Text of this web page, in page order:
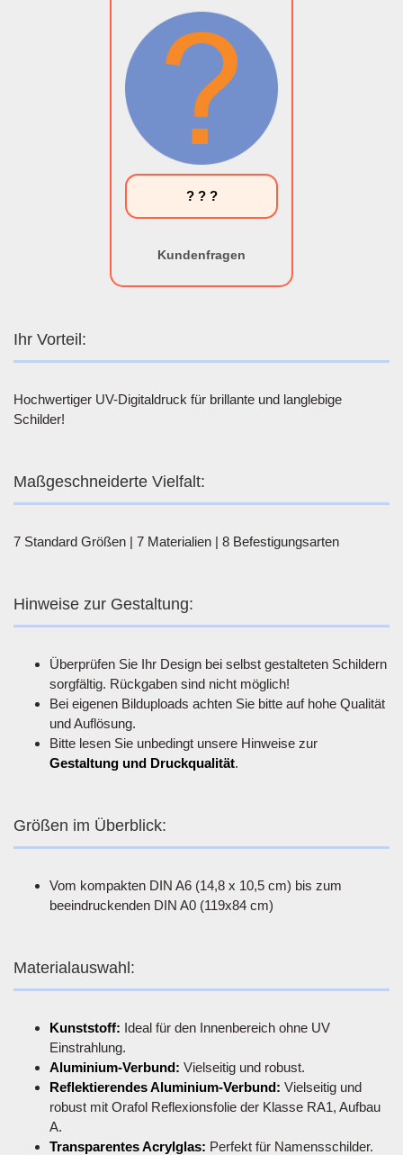
? ? ?
Kundenfragen
Ihr Vorteil:
Hochwertiger UV-Digitaldruck für brillante und langlebige
Schilder!
Maßgeschneiderte Vielfalt:
7 Standard Größen | 7 Materialien | 8 Befestigungsarten
Hinweise zur Gestaltung:
Überprüfen Sie Ihr Design bei selbst gestalteten Schildern
sorgfältig. Rückgaben sind nicht möglich!
Bei eigenen Bilduploads achten Sie bitte auf hohe Qualität
und Auflösung.
Bitte lesen Sie unbedingt unsere Hinweise zur
Gestaltung und Druckqualität.
Größen im Überblick:
Vom kompakten DIN A6 (14,8 x 10,5 cm) bis zum
beeindruckenden DIN A0 (119x84 cm)
Materialauswahl:
Kunststoff: Ideal für den Innenbereich ohne UV
Einstrahlung.
Aluminium-Verbund: Vielseitig und robust.
Reflektierendes Aluminium-Verbund: Vielseitig und
robust mit Orafol Reflexionsfolie der Klasse RA1, Aufbau
A.
Transparentes Acrylglas: Perfekt für Namensschilder.